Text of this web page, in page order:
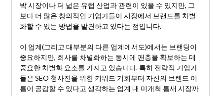
박 시장이나 더 넓은 유럽 산업과 관련이 있을 수 있지만, 그
보다 더 많은 창의적인 기업가들이 시장에서 브랜드를 차별
화할 수 있는 방법을 발견하고 있다는 점입니다.
이 업계(그리고 대부분의 다른 업계에서도)에서는 브랜딩이
중요하지만, 회사를 차별화하는 동시에 팬층을 확보하는 데
중요한 차별화 요소를 가지고 있습니다. 특히 전략적 기업가
들은 SEO 청사진을 위한 키워드 기회부터 자신의 브랜드 이
름이 공감할 수 있다고 생각하는 업계 내 미개척 틈새 시장까